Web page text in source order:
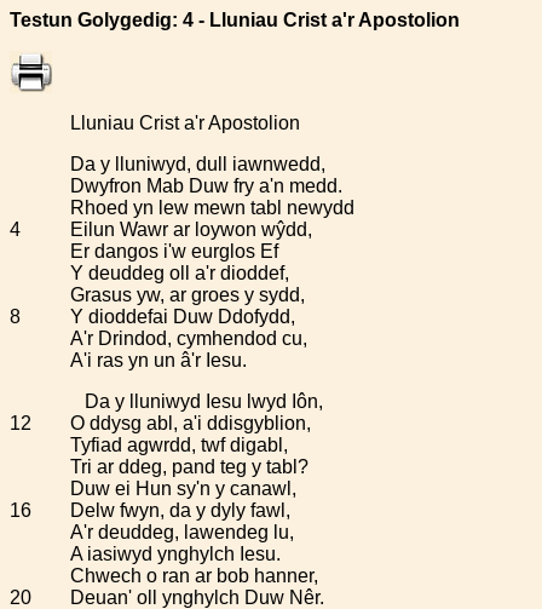
Testun Golygedig: 4 - Lluniau Crist a'r Apostolion
Lluniau Crist a'r Apostolion
Da y lluniwyd, dull iawnwedd,
Dwyfron Mab Duw fry a'n medd.
Rhoed yn lew mewn tabl newydd
4
Eilun Wawr ar loywon wŷdd,
Er dangos i'w eurglos Ef
Y deuddeg oll a'r dioddef,
Grasus yw, ar groes y sydd,
8
Y dioddefai Duw Ddofydd,
A'r Drindod, cymhendod cu,
A'i ras yn un â'r Iesu.
Da y lluniwyd Iesu lwyd Iôn,
12
O ddysg abl, a'i ddisgyblion,
Tyfiad agwrdd, twf digabl,
Tri ar ddeg, pand teg y tabl?
Duw ei Hun sy'n y canawl,
16
Delw fwyn, da y dyly fawl,
A'r deuddeg, lawendeg lu,
A iasiwyd ynghylch Iesu.
Chwech o ran ar bob hanner,
20
Deuan' oll ynghylch Duw Nêr.